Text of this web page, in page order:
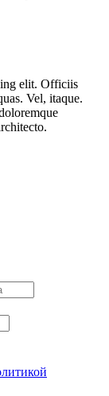
elit. Officiis
Vel, itaque.